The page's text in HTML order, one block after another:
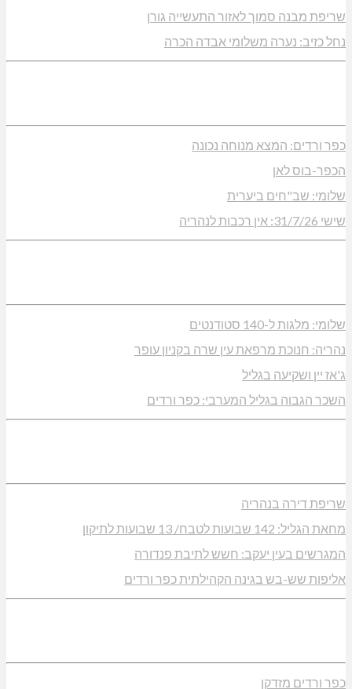
שריפת מבנה סמוך לאזור התעשייה גורן
נחל כזיב: נערה משלומי אבדה הכרה
כפר ורדים: המצא מנוחה נכונה
הכפר-בוס לאן
שלומי: שב"חים ביערית
שישי 31/7/26: אין רכבות לנהריה
שלומי: מלגות ל-140 סטודנטים
נהריה: חנוכת מרפאת עין שרה בקניון עופר
ג'אז יין ושקיעה בגליל
השכר הגבוה בגליל המערבי: כפר ורדים
שריפת דירה בנהריה
מחאת הגליל: 142 שבועות לטבח/ 13 שבועות לתיקון
המגרשים בעין יעקב: חשש לתיבת פנדורה
אליפות שש-בש בגינה הקהילתית כפר ורדים
כפר ורדים מזדקן